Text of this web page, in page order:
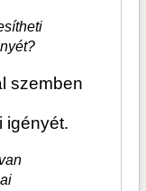
szemben
igényét.